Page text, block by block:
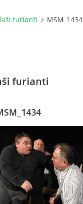
furianti MSM_1434
furianti